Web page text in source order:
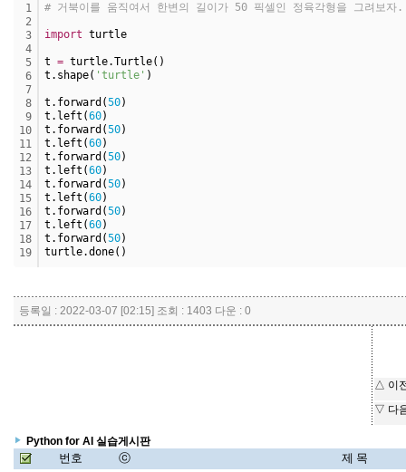
1
2
3
4
5
6
7
8
9
10
11
12
13
14
15
16
17
18
19
# 거북이를 움직여서 한변의 길이가 50 픽셀인 정육각형을 그려보
import turtle
t = turtle.Turtle()
t.shape( 'turtle' )
t.forward(50)
t.left(60)
t.forward(50)
t.left(60)
t.forward(50)
t.left(60)
t.forward(50)
t.left(60)
t.forward(50)
t.left(60)
t.forward(50)
turtle.done()
등록일 : 2022-03-07 [02:15] 조회 : 1403 다운 : 0
△ 이
▽ 다
Python for AI 실습게시판
번호 ⓒ 제 목